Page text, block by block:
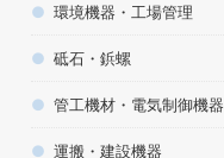
環境機器・工場管理
砥石・鋲螺
管工機材・電気制御機器
運搬・建設機器